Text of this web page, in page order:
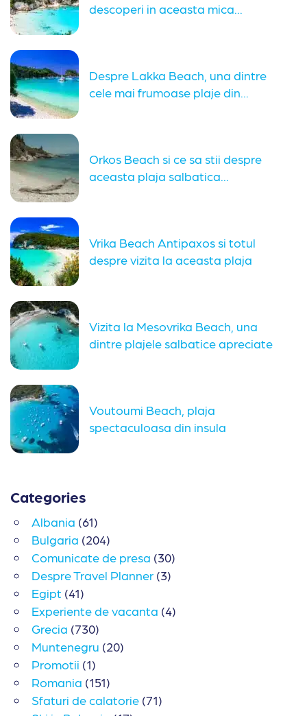
descoperi in aceasta mica...
Despre Lakka Beach, una dintre
cele mai frumoase plaje din...
Orkos Beach si ce sa stii despre
aceasta plaja salbatica...
Vrika Beach Antipaxos si totul
despre vizita la aceasta plaja
Vizita la Mesovrika Beach, una
dintre plajele salbatice apreciate
Voutoumi Beach, plaja
spectaculoasa din insula
Categories
Albania (61)
Bulgaria (204)
Comunicate de presa (30)
Despre Travel Planner (3)
Egipt (41)
Experiente de vacanta (4)
Grecia (730)
Muntenegru (20)
Promotii (1)
Romania (151)
Sfaturi de calatorie (71)